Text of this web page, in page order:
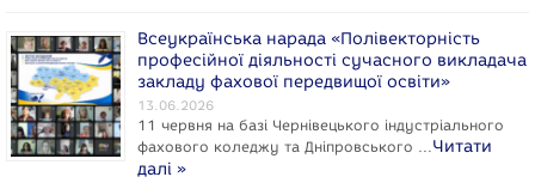
Всеукраїнська нарада «Полівекторність
професійної діяльності сучасного викладача
закладу фахової передвищої освіти»
13.06.2026
11 червня на базі Чернівецького індустріального
фахового коледжу та Дніпровського … Читати
далі »